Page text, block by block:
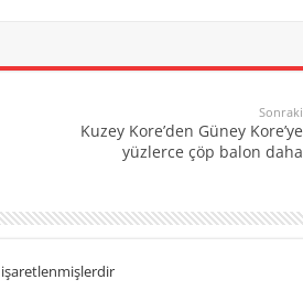
Sonraki
Kuzey Kore’den Güney Kore’ye
yüzlerce çöp balon daha